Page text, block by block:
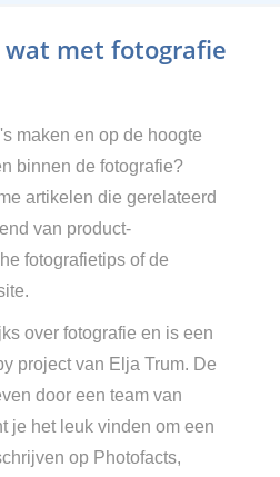
wat met fotografie
maken en op de hoogte
binnen de fotografie?
artikelen die gerelateerd
van product-
fotografietips of de
over fotografie en is een
project van Elja Trum. De
door een team van
je het leuk vinden om een
op Photofacts,